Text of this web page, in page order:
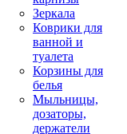
Зеркала
Коврики для
ванной и
туалета
Корзины для
белья
Мыльницы,
дозаторы,
держатели